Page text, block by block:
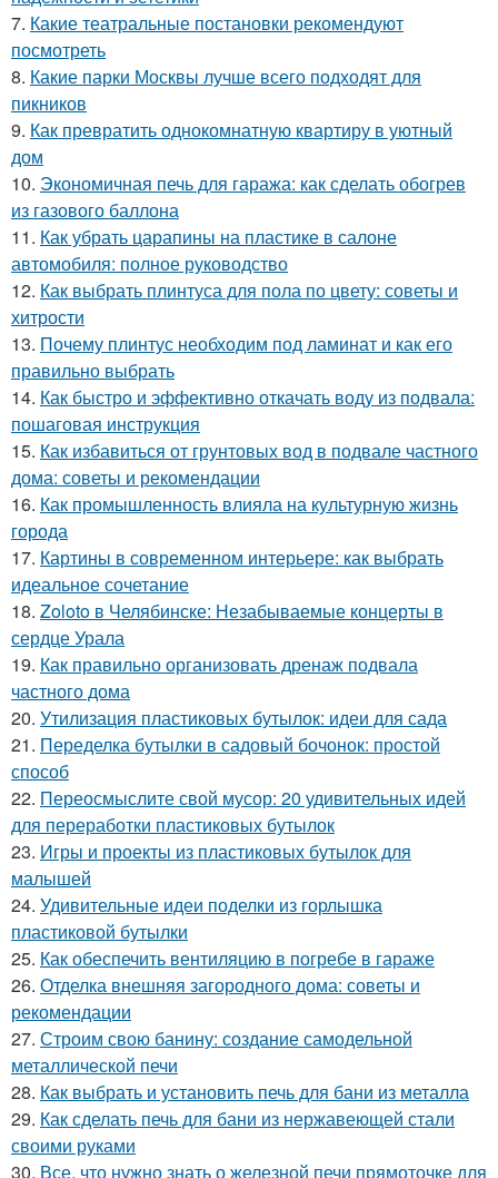
7. Какие театральные постановки рекомендуют
посмотреть
8. Какие парки Москвы лучше всего подходят для
пикников
9. Как превратить однокомнатную квартиру в уютный
дом
10. Экономичная печь для гаража: как сделать обогрев
из газового баллона
11. Как убрать царапины на пластике в салоне
автомобиля: полное руководство
12. Как выбрать плинтуса для пола по цвету: советы и
хитрости
13. Почему плинтус необходим под ламинат и как его
правильно выбрать
14. Как быстро и эффективно откачать воду из подвала:
пошаговая инструкция
15. Как избавиться от грунтовых вод в подвале частного
дома: советы и рекомендации
16. Как промышленность влияла на культурную жизнь
города
17. Картины в современном интерьере: как выбрать
идеальное сочетание
18. Zoloto в Челябинске: Незабываемые концерты в
сердце Урала
19. Как правильно организовать дренаж подвала
частного дома
20. Утилизация пластиковых бутылок: идеи для сада
21. Переделка бутылки в садовый бочонок: простой
способ
22. Переосмыслите свой мусор: 20 удивительных идей
для переработки пластиковых бутылок
23. Игры и проекты из пластиковых бутылок для
малышей
24. Удивительные идеи поделки из горлышка
пластиковой бутылки
25. Как обеспечить вентиляцию в погребе в гараже
26. Отделка внешняя загородного дома: советы и
рекомендации
27. Строим свою банину: создание самодельной
металлической печи
28. Как выбрать и установить печь для бани из металла
29. Как сделать печь для бани из нержавеющей стали
своими руками
30. Все, что нужно знать о железной печи прямоточке для